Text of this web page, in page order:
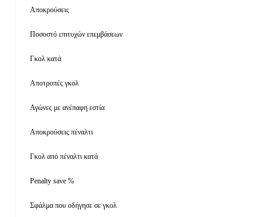
Αποκρούσεις
Ποσοστό επιτυχών επεμβάσεων
Γκολ κατά
Αποτροπές γκολ
Αγώνες με ανέπαφη εστία
Αποκρούσεις πέναλτι
Γκολ από πέναλτι κατά
Penalty save %
Σφάλμα που οδήγησε σε γκολ